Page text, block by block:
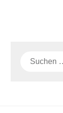
Suche